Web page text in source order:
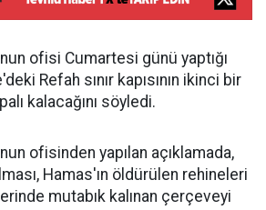
ofisi Cumartesi günü yaptığı
Refah sınır kapısının ikinci bir
kalacağını söyledi.
ofisinden yapılan açıklamada,
Hamas'ın öldürülen rehineleri
mutabık kalınan çerçeveyi